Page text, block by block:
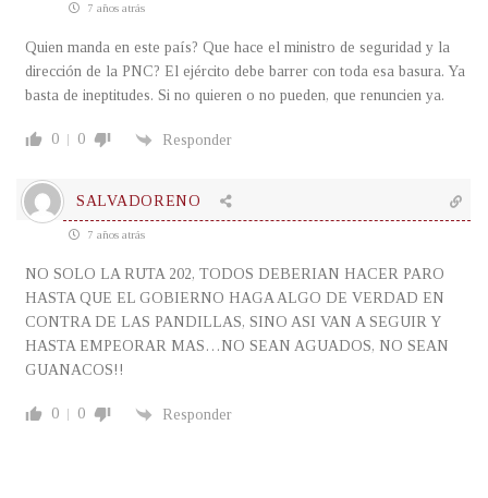
7 años atrás
Quien manda en este país? Que hace el ministro de seguridad y la
dirección de la PNC? El ejército debe barrer con toda esa basura. Ya
basta de ineptitudes. Si no quieren o no pueden, que renuncien ya.
0 0 Responder
SALVADORENO
7 años atrás
NO SOLO LA RUTA 202, TODOS DEBERIAN HACER PARO
HASTA QUE EL GOBIERNO HAGA ALGO DE VERDAD EN
CONTRA DE LAS PANDILLAS, SINO ASI VAN A SEGUIR Y
HASTA EMPEORAR MAS…NO SEAN AGUADOS, NO SEAN
GUANACOS!!
0 0 Responder